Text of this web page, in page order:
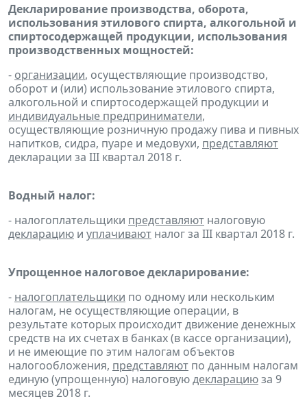
Декларирование производства, оборота,
использования этилового спирта, алкогольной и
спиртосодержащей продукции, использования
производственных мощностей:
- организации, осуществляющие производство,
оборот и (или) использование этилового спирта,
алкогольной и спиртосодержащей продукции и
индивидуальные предприниматели,
осуществляющие розничную продажу пива и пивных
напитков, сидра, пуаре и медовухи, представляют
декларации за III квартал 2018 г.
Водный налог:
- налогоплательщики представляют налоговую
декларацию и уплачивают налог за III квартал 2018 г.
Упрощенное налоговое декларирование:
- налогоплательщики по одному или нескольким
налогам, не осуществляющие операции, в
результате которых происходит движение денежных
средств на их счетах в банках (в кассе организации),
и не имеющие по этим налогам объектов
налогообложения, представляют по данным налогам
единую (упрощенную) налоговуюдекларациюза 9
месяцев 2018 г.